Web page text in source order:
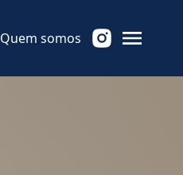
Quem somos